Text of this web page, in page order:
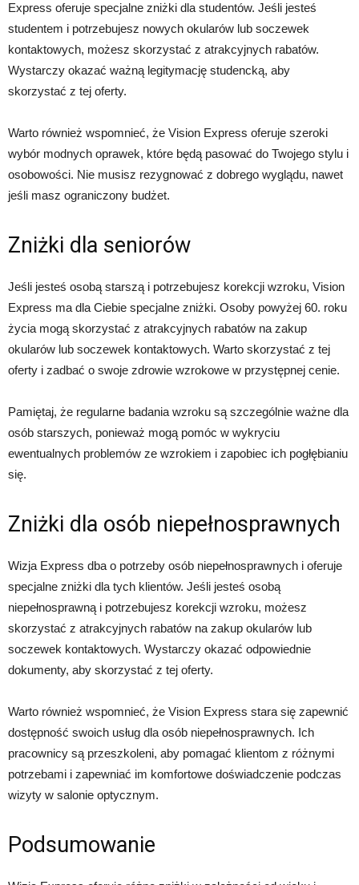
Express oferuje specjalne zniżki dla studentów. Jeśli jesteś
studentem i potrzebujesz nowych okularów lub soczewek
kontaktowych, możesz skorzystać z atrakcyjnych rabatów.
Wystarczy okazać ważną legitymację studencką, aby
skorzystać z tej oferty.
Warto również wspomnieć, że Vision Express oferuje szeroki
wybór modnych oprawek, które będą pasować do Twojego stylu i
osobowości. Nie musisz rezygnować z dobrego wyglądu, nawet
jeśli masz ograniczony budżet.
Zniżki dla seniorów
Jeśli jesteś osobą starszą i potrzebujesz korekcji wzroku, Vision
Express ma dla Ciebie specjalne zniżki. Osoby powyżej 60. roku
życia mogą skorzystać z atrakcyjnych rabatów na zakup
okularów lub soczewek kontaktowych. Warto skorzystać z tej
oferty i zadbać o swoje zdrowie wzrokowe w przystępnej cenie.
Pamiętaj, że regularne badania wzroku są szczególnie ważne dla
osób starszych, ponieważ mogą pomóc w wykryciu
ewentualnych problemów ze wzrokiem i zapobiec ich pogłębianiu
się.
Zniżki dla osób niepełnosprawnych
Wizja Express dba o potrzeby osób niepełnosprawnych i oferuje
specjalne zniżki dla tych klientów. Jeśli jesteś osobą
niepełnosprawną i potrzebujesz korekcji wzroku, możesz
skorzystać z atrakcyjnych rabatów na zakup okularów lub
soczewek kontaktowych. Wystarczy okazać odpowiednie
dokumenty, aby skorzystać z tej oferty.
Warto również wspomnieć, że Vision Express stara się zapewnić
dostępność swoich usług dla osób niepełnosprawnych. Ich
pracownicy są przeszkoleni, aby pomagać klientom z różnymi
potrzebami i zapewniać im komfortowe doświadczenie podczas
wizyty w salonie optycznym.
Podsumowanie